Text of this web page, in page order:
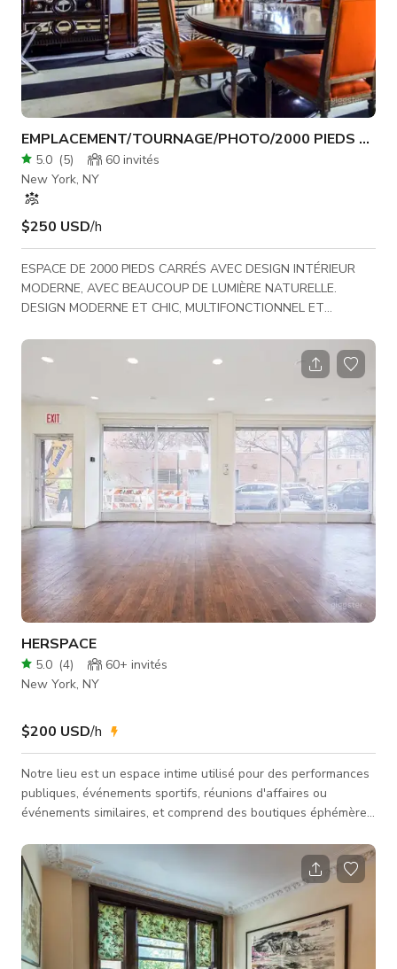
EMPLACEMENT/TOURNAGE/PHOTO/2000 PIEDS
5.0 (5) 60 invités
New York, NY
$250 USD/h
ESPACE DE 2000 PIEDS CARRÉS AVEC DESIGN INTÉRIEUR
MODERNE, AVEC BEAUCOUP DE LUMIÈRE NATURELLE.
DESIGN MODERNE ET CHIC, MULTIFONCTIONNEL ET
DISPONIBLE. TARIFS NÉGOCIÉS PAR TOURNAGE. TOIT
TERRASSE/HALL DISPONIBLE POUR COÛT
REMY MA / LOVE & HIP HOP, TIM GUNN/PROJECT RUNWAY,
VINCENT PASTORE DE THE SOPRANOS, NATIONAL
GEOGRAPHIC, COSMO, VOGUE, PENTHOUSE, HARPERS'
BIZAAR, GQ, 20/20, CLIPS MUSICAUX
HERSPACE
5.0 (4) 60+ invités
New York, NY
$200 USD/h
Notre lieu est un espace intime utilisé pour des performances
publiques, événements sportifs, réunions d'affaires ou
événements similaires, et comprend des boutiques éphémères,
showers, soirées jeux et centres de conventions.